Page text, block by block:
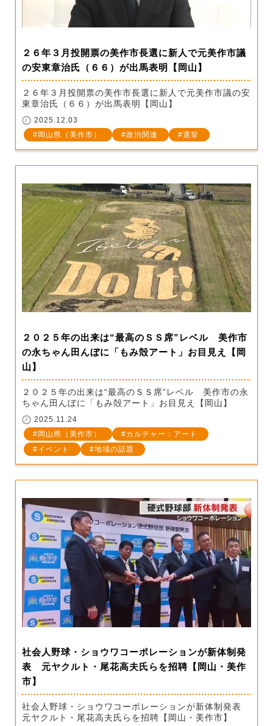
２６年３月投開票の美作市長選に新人で元美作市議
の安東章治氏（６６）が出馬表明【岡山】
２６年３月投開票の美作市長選に新人で元美作市議の安
東章治氏（６６）が出馬表明【岡山】
2025.12.03
岡山県（美作市）
政治関連 選挙
２０２５年の出来は“最高のＳＳ席”レベル 美作市
の永ちゃん田んぼに「もみ殻アート」お目見え【岡
山】
２０２５年の出来は“最高のＳＳ席”レベル 美作市の永
ちゃん田んぼに「もみ殻アート」お目見え【岡山】
2025.11.24
岡山県（美作市）
カルチャー：アート
イベント
地域の話題
社会人野球・ショウワコーポレーションが新体制発
表 元ヤクルト・尾花高夫氏らを招聘【岡山・美作
市】
社会人野球・ショウワコーポレーションが新体制発表
元ヤクルト・尾花高夫氏らを招聘【岡山・美作市】